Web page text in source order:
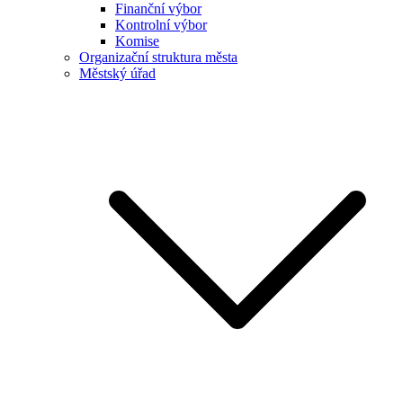
Finanční výbor
Kontrolní výbor
Komise
Organizační struktura města
Městský úřad